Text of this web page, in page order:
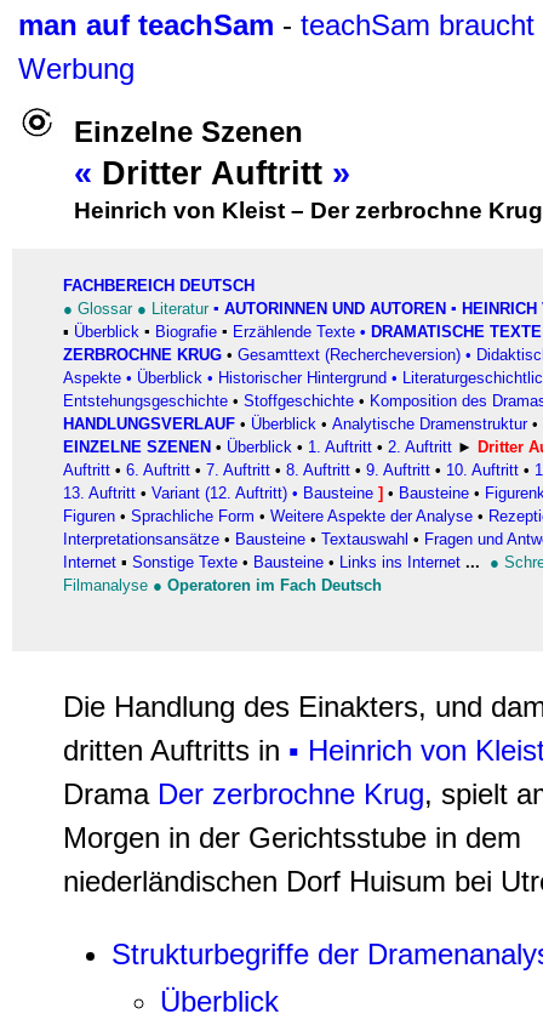
man auf teachSam - teachSam braucht
Werbung
Einzelne Szenen
« Dritter Auftritt »
Heinrich von Kleist – Der zerbrochne Krug
FACHBEREICH DEUTSCH
● Glossar ● Literatur ▪ AUTORINNEN UND AUTOREN ▪
▪ Überblick ▪ Biografie ▪ Erzählende Texte • DRAMATISCHE TEXTE
ZERBROCHNE KRUG • Gesamttext (Rechercheversion) •
Aspekte • Überblick • Historischer Hintergrund •
Entstehungsgeschichte • Stoffgeschichte • Komposition des
HANDLUNGSVERLAUF • Überblick • Analytische Dramenstruktur•
EINZELNE SZENEN • Überblick • 1. Auftritt • 2. Auftritt ► Dritter
Auftritt • 6. Auftritt • 7. Auftritt • 8. Auftritt • 9. Auftritt • 10. Auftritt •
13. Auftritt • Variant (12. Auftritt) • Bausteine ] • Bausteine •
Figuren • Sprachliche Form • Weitere Aspekte der Analyse •
Interpretationsansätze • Bausteine • Textauswahl • Fragen und
Internet ▪ Sonstige Texte • Bausteine • Links ins Internet ... ●
Filmanalyse ● Operatoren im Fach Deutsch
Die Handlung des Einakters, und
dritten Auftritts in ▪ Heinrich von
Drama Der zerbrochne Krug, spielt
Morgen in der Gerichtsstube in dem
niederländischen Dorf Huisum bei
Strukturbegriffe der
Überblick